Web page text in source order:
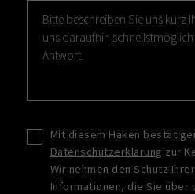
Mit diesem Haken
Datenschutzerklärung zur
Wir nehmen den Schutz
Informationen, die Sie